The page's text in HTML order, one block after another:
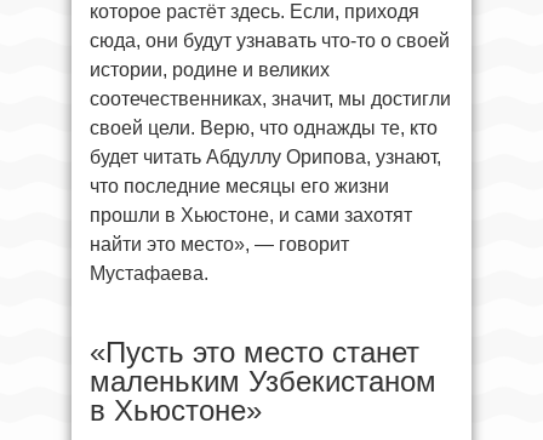
которое растёт здесь. Если, приходя
сюда, они будут узнавать что-то о своей
истории, родине и великих
соотечественниках, значит, мы достигли
своей цели. Верю, что однажды те, кто
будет читать Абдуллу Орипова, узнают,
что последние месяцы его жизни
прошли в Хьюстоне, и сами захотят
найти это место», — говорит
Мустафаева.
«Пусть это место станет
маленьким Узбекистаном
в Хьюстоне»